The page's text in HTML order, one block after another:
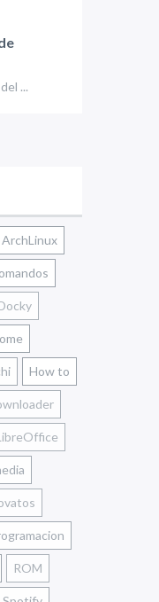
...
ArchLinux
How to
ROM